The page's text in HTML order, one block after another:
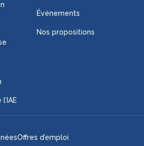
Évènements
Nos propositions
Offres d’emploi